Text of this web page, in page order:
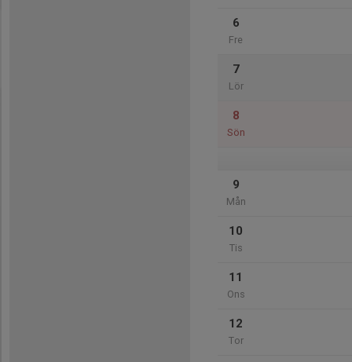
6
Fre
7
Lör
8
Sön
9
Mån
10
Tis
11
Ons
12
Tor